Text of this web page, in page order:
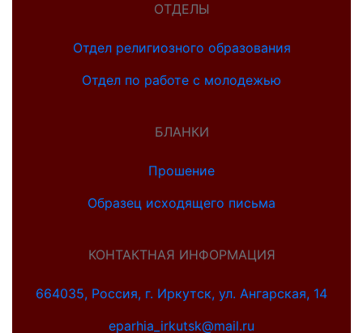
ОТДЕЛЫ
Отдел религиозного образования
Отдел по работе с молодежью
БЛАНКИ
Прошение
Образец исходящего письма
КОНТАКТНАЯ ИНФОРМАЦИЯ
664035, Россия, г. Иркутск, ул. Ангарская, 14
eparhia_irkutsk@mail.ru